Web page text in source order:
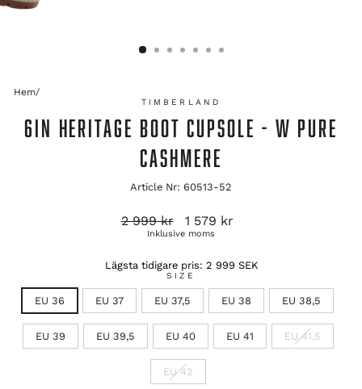
Hem/
TIMBERLAND
6IN HERITAGE BOOT CUPSOLE - W PURE
CASHMERE
Article Nr: 60513-52
Ordinarie
2 999 kr Reapris
1 579 kr
Inklusive moms
Lägsta tidigare pris: 2 999 SEK
SIZE
EU 36 EU 37 EU 37,5 EU 38 EU 38,5
EU 39 EU 39,5 EU 40 EU 41 EU 41,5
EU 42